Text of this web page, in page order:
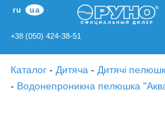
ru ua
+38 (050) 424-38-51
Каталог - Дитяча - Дитячі
- Водонепроникна пелюшка